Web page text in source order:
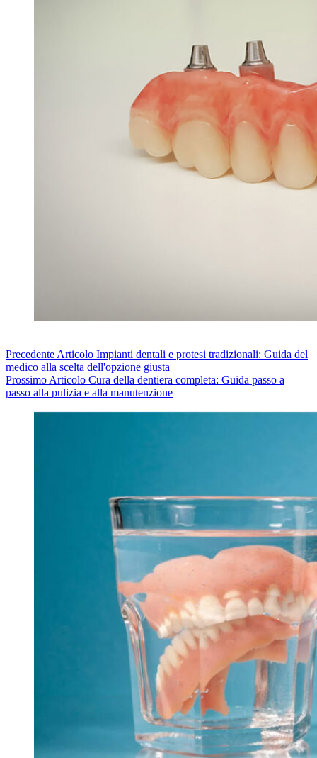
Precedente Articolo Impianti dentali e protesi tradizionali: Guida del
medico alla scelta dell'opzione giusta
Prossimo Articolo Cura della dentiera completa: Guida passo a
passo alla pulizia e alla manutenzione